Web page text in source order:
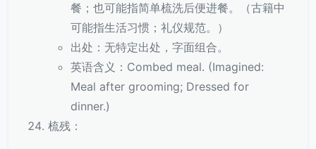
餐；也可能指简单梳洗后便进餐。（古籍中
可能指生活习惯；礼仪规范。）
出处：无特定出处，字面组合。
英语含义：Combed meal. (Imagined:
Meal after grooming; Dressed for
dinner.)
梳残：